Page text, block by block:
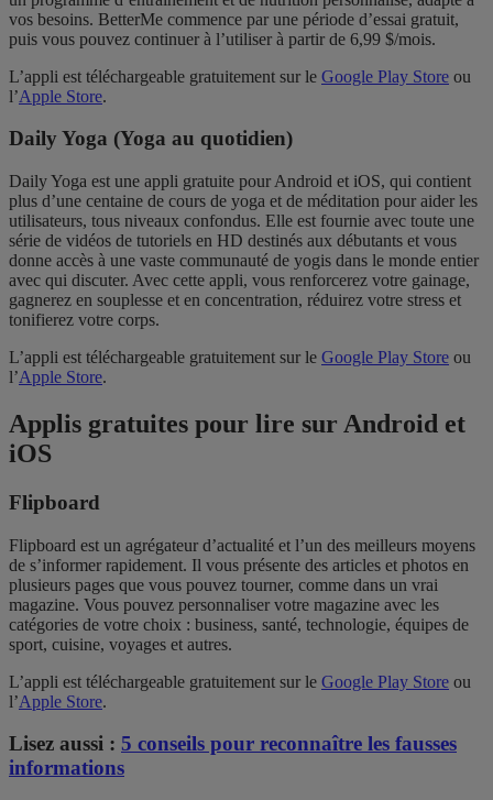
vos besoins. BetterMe commence par une période d’essai gratuit,
puis vous pouvez continuer à l’utiliser à partir de 6,99 $/mois.
L’appli est téléchargeable gratuitement sur le Google Play Store ou
l’Apple Store.
Daily Yoga (Yoga au quotidien)
Daily Yoga est une appli gratuite pour Android et iOS, qui contient
plus d’une centaine de cours de yoga et de méditation pour aider les
utilisateurs, tous niveaux confondus. Elle est fournie avec toute une
série de vidéos de tutoriels en HD destinés aux débutants et vous
donne accès à une vaste communauté de yogis dans le monde entier
avec qui discuter. Avec cette appli, vous renforcerez votre gainage,
gagnerez en souplesse et en concentration, réduirez votre stress et
tonifierez votre corps.
L’appli est téléchargeable gratuitement sur le Google Play Store ou
l’Apple Store.
Applis gratuites pour lire sur Android et
iOS
Flipboard
Flipboard est un agrégateur d’actualité et l’un des meilleurs moyens
de s’informer rapidement. Il vous présente des articles et photos en
plusieurs pages que vous pouvez tourner, comme dans un vrai
magazine. Vous pouvez personnaliser votre magazine avec les
catégories de votre choix : business, santé, technologie, équipes de
sport, cuisine, voyages et autres.
L’appli est téléchargeable gratuitement sur le Google Play Store ou
l’Apple Store.
Lisez aussi : 5 conseils pour reconnaître les fausses
informations